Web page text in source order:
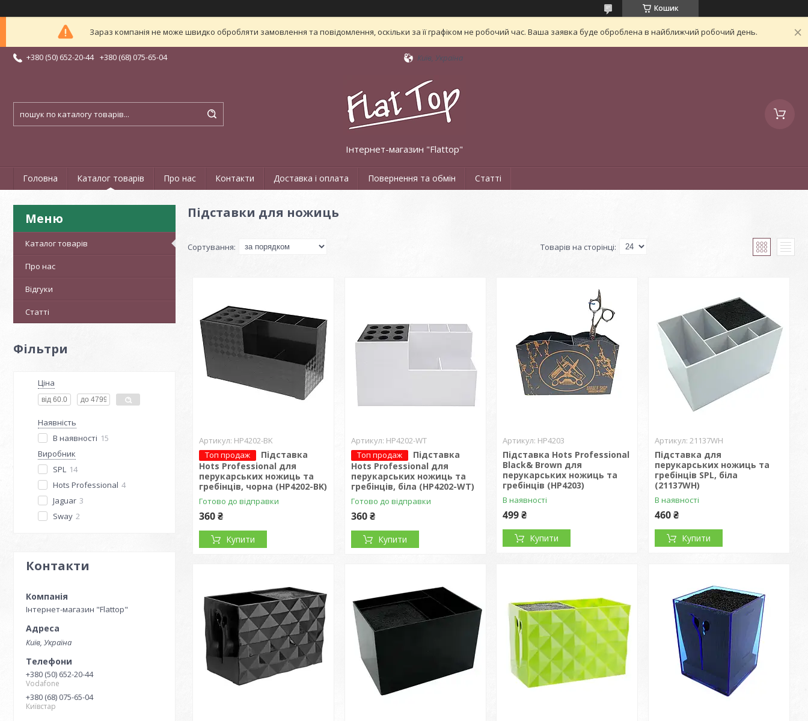
Кошик
Зараз компанія не може швидко обробляти замовлення та повідомлення, оскільки за її графіком не робочий час. Ваша заявка буде оброблена в найближчий робочий день.
+380 (50) 652-20-44 +380 (68) 075-65-04 Київ, Україна
Інтернет-магазин "Flattop"
Головна Каталог товарів Про нас Контакти Доставка і оплата Повернення та обмін Статті
Каталог товарів
Про нас
Відгуки
Статті
Фільтри
Ціна
Наявність
В наявності 15
Виробник
SPL 14
Hots Professional 4
Jaguar 3
Sway 2
Контакти
Інтернет-магазин "Flattop"
Київ, Україна
+380 (50) 652-20-44
Vodafone
+380 (68) 075-65-04
Київстар
Підставки для ножиць
HP4202-BK
Топ продаж
Підставка
Hots Professional для
перукарських ножиць та
гребінців, чорна (HP4202-BK)
Готово до відправки
360 ₴
Купити
HP4202-WT
Топ продаж
Підставка
Hots Professional для
перукарських ножиць та
гребінців, біла (HP4202-WT)
Готово до відправки
360 ₴
Купити
HP4203
Підставка Hots Professional
Black& Brown для
перукарських ножиць та
гребінців (HP4203)
В наявності
499 ₴
Купити
21137WH
Підставка для
перукарських ножиць та
гребінців SPL, біла
(21137WH)
В наявності
460 ₴
Купити